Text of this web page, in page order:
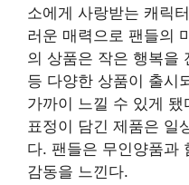
소에게 사랑받는 캐릭
러운 매력으로 팬들의
의 상품은 작은 행복을
등 다양한 상품이 출시
가까이 느낄 수 있게
표정이 담긴 제품은 일
다. 팬들은 무인양품과
감동을 느낀다.